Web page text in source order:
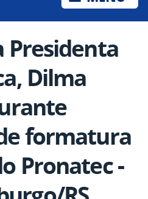
Presidenta
Dilma
formatura
Pronatec -